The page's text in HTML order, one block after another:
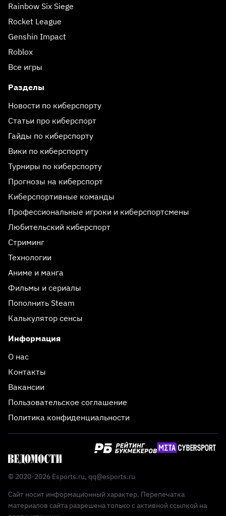
Rainbow Six Siege
Rocket League
Genshin Impact
Roblox
Все игры
Разделы
Новости по киберспорту
Статьи про киберспорт
Гайды по киберспорту
Вики по киберспорту
Турниры по киберспорту
Прогнозы на киберспорт
Киберспортивные команды
Профессиональные игроки и киберспортсмены
Любительский киберспорт
Стриминг
Технологии
Аниме и манга
Фильмы и сериалы
Пополнить Steam
Калькулятор сенсы
Информация
О нас
Контакты
Вакансии
Пользовательское соглашение
Политика конфиденциальности
© 2020-2026 Esports.ru, qq@esports.ru
Сайт носит информационный характер. Перепечатка
материалов сайта разрешена только с активной ссылкой на